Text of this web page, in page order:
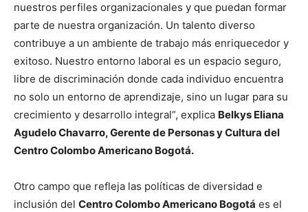
nuestros perfiles organizacionales y que puedan formar
parte de nuestra organización. Un talento diverso
contribuye a un ambiente de trabajo más enriquecedor y
exitoso. Nuestro entorno laboral es un espacio seguro,
libre de discriminación donde cada individuo encuentra
no solo un entorno de aprendizaje, sino un lugar para su
crecimiento y desarrollo integral”, explica Belkys Eliana
Agudelo Chavarro, Gerente de Personas y Cultura del
Centro Colombo Americano Bogotá.
Otro campo que refleja las políticas de diversidad e
inclusión del Centro Colombo Americano Bogotá es el